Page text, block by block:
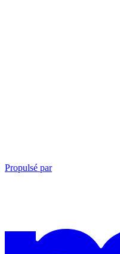
Propulsé par